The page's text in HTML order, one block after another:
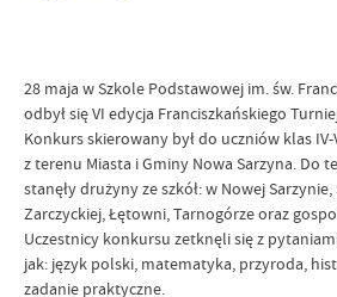
28 maja w Szkole Podstawowej im. św.
odbył się VI edycja Franciszkańskiego
Konkurs skierowany był do uczniów klas
z terenu Miasta i Gminy Nowa Sarzyna. Do
stanęły drużyny ze szkół: w Nowej
Zarczyckiej, Łętowni, Tarnogórze oraz
Uczestnicy konkursu zetknęli się z
jak: język polski, matematyka, przyroda,
zadanie praktyczne.